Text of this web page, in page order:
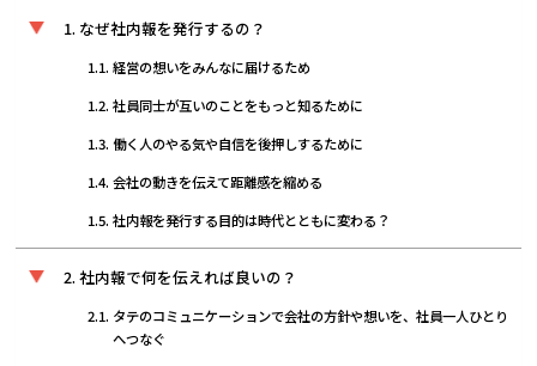
なぜ社内報を発行するの？
経営の想いをみんなに届けるため
社員同士が互いのことをもっと知るために
働く人のやる気や自信を後押しするために
会社の動きを伝えて距離感を縮める
社内報を発行する目的は時代とともに変わる？
社内報で何を伝えれば良いの？
タテのコミュニケーションで会社の方針や想いを、社員一人ひとり
へつなぐ